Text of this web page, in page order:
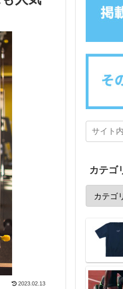
2023.02.13
カテゴ